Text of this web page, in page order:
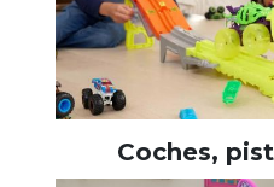
Coches,